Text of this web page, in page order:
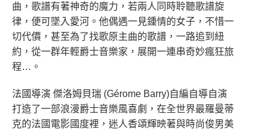
曲，歌譜有著神奇的魔力，若兩人同時聆聽歌譜旋
律，便可墜入愛河。他偶遇一見鍾情的女子，不惜一
切代價，甚至為了找歌原主曲的歌譜，一路追到紐
約，從一群年輕爵士音樂家，展開一連串奇妙瘋狂旅
程…。
法國導演 傑洛姆貝瑞 (Gérome Barry)自編自導自演
打造了一部浪漫爵士音樂風喜劇，在全世界最羅曼蒂
克的法國電影國度裡，迷人香頌輝映著與時尚俊男美